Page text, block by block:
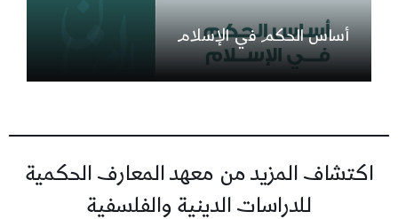
أساس الحكم في الإسلام
اكتشاف المزيد من معهد المعارف الحكمية
للدراسات الدينية والفلسفية